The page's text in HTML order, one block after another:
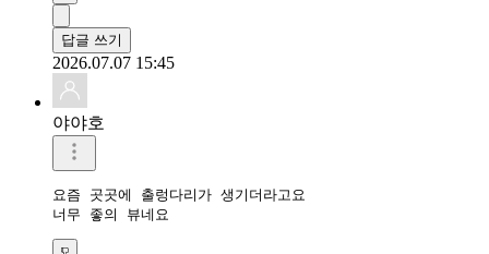
답글 쓰기
2026.07.07 15:45
야야호
요즘 곳곳에 출렁다리가 생기더라고요
너무 좋의 뷰네요